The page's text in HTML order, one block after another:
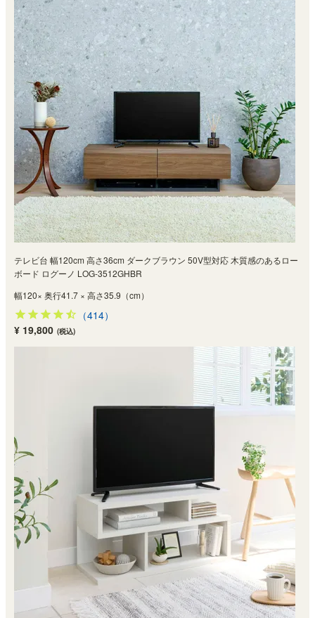
テレビ台 幅120cm 高さ36cm ダークブラウン 50V型対応 木質感のあるロー
ボード ログーノ LOG-3512GHBR
幅120× 奥行41.7 × 高さ35.9（cm）
（414）
¥ 19,800 (税込)